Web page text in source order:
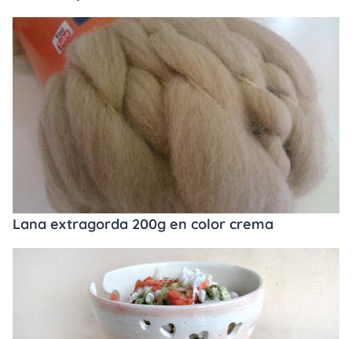
Lana extragorda 200g en color crema